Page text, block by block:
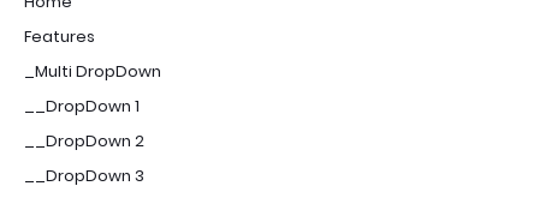
Features
_Multi DropDown
__DropDown 1
__DropDown 2
__DropDown 3